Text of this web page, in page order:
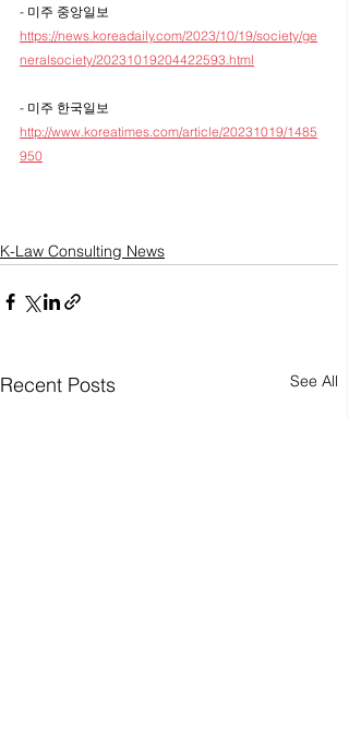
- 미주 중앙일보
https://news.koreadaily.com/2023/10/19/society/ge
neralsociety/20231019204422593.html
- 미주 한국일보
http://www.koreatimes.com/article/20231019/1485
950
K-Law Consulting News
Recent Posts See All